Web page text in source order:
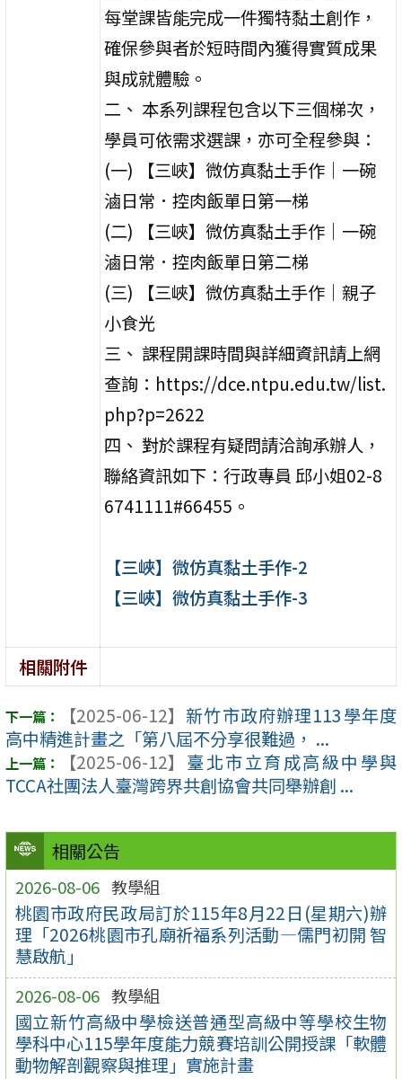
相關公告
2026-08-06 教學組
桃園市政府民政局訂於115年8月22日(星期六)辦
理「2026桃園市孔廟祈福系列活動—儒門初開 智
慧啟航」
2026-08-06 教學組
國立新竹高級中學檢送普通型高級中等學校生物
學科中心115學年度能力競賽培訓公開授課「軟體
動物解剖觀察與推理」實施計畫
每堂課皆能完成一件獨特黏土創作，
確保參與者於短時間內獲得實質成果
與成就體驗。
二、 本系列課程包含以下三個梯次，
學員可依需求選課，亦可全程參與：
(一) 【三峽】微仿真黏土手作｜一碗
滷日常．控肉飯單日第一梯
(二) 【三峽】微仿真黏土手作｜一碗
滷日常．控肉飯單日第二梯
(三) 【三峽】微仿真黏土手作｜親子
小食光
三、 課程開課時間與詳細資訊請上網
查詢：https://dce.ntpu.edu.tw/list.
php?p=2622
四、 對於課程有疑問請洽詢承辦人，
聯絡資訊如下：行政專員 邱小姐02-8
6741111#66455。
【三峽】微仿真黏土手作-2
【三峽】微仿真黏土手作-3
相關附件
【2025-06-12】 新竹市政府辦理113學年度
高中精進計畫之「第八屆不分享很難過， ...
【2025-06-12】 臺北市立育成高級中學與
TCCA社團法人臺灣跨界共創協會共同舉辦創 ...